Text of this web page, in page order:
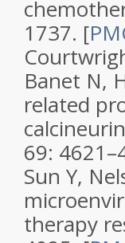
1737. [
Banet N,
related
69:
Sun Y,
therapy